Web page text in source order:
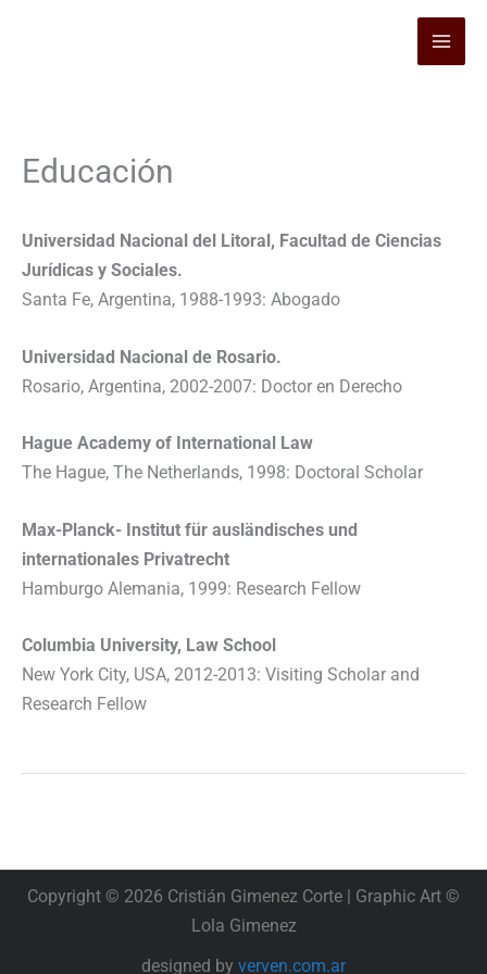
Educación
Universidad Nacional del Litoral, Facultad de Ciencias
Jurídicas y Sociales.
Santa Fe, Argentina, 1988-1993: Abogado
Universidad Nacional de Rosario.
Rosario, Argentina, 2002-2007: Doctor en Derecho
Hague Academy of International Law
The Hague, The Netherlands, 1998: Doctoral Scholar
Max-Planck- Institut für ausländisches und
internationales Privatrecht
Hamburgo Alemania, 1999: Research Fellow
Columbia University, Law School
New York City, USA, 2012-2013: Visiting Scholar and
Research Fellow
Copyright © 2026 Cristián Gimenez Corte | Graphic Art ©
Lola Gimenez
designed by verven.com.ar